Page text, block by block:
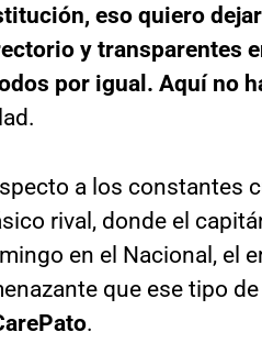
eso quiero
y transparentes
por igual. Aquí no
a los constantes
rival, donde el
en el Nacional, el
que ese tipo
.